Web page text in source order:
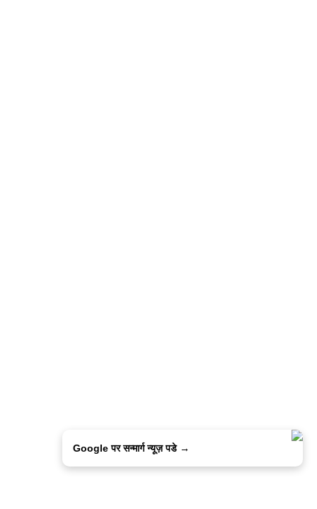
Google पर सन्मार्ग न्यूज़ पडे →